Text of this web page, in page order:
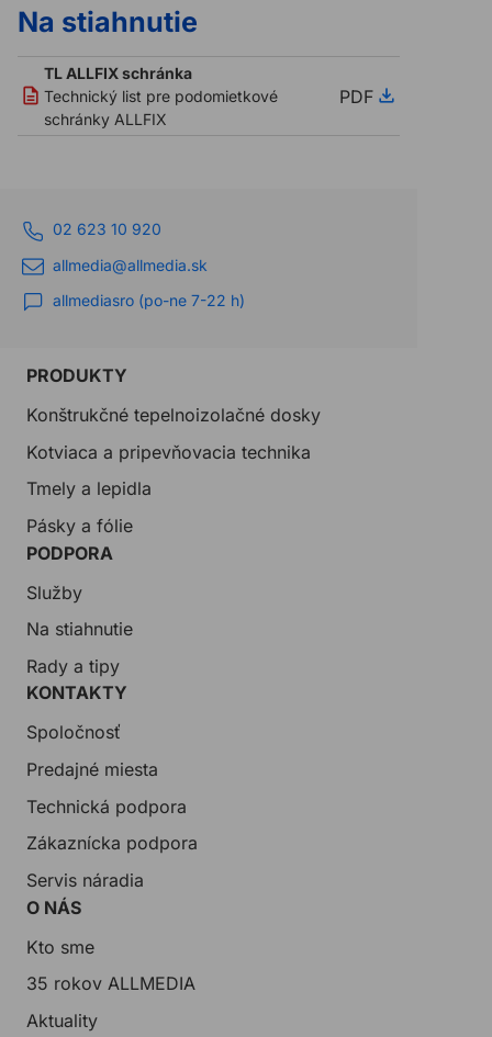
Na stiahnutie
TL ALLFIX schránka
Technický list pre podomietkové
schránky ALLFIX
PDF
02 623 10 920
allmedia@allmedia.sk
allmediasro (po-ne 7-22 h)
PRODUKTY
Konštrukčné tepelnoizolačné dosky
Kotviaca a pripevňovacia technika
Tmely a lepidla
Pásky a fólie
PODPORA
Služby
Na stiahnutie
Rady a tipy
KONTAKTY
Spoločnosť
Predajné miesta
Technická podpora
Zákaznícka podpora
Servis náradia
O NÁS
Kto sme
35 rokov ALLMEDIA
Aktuality